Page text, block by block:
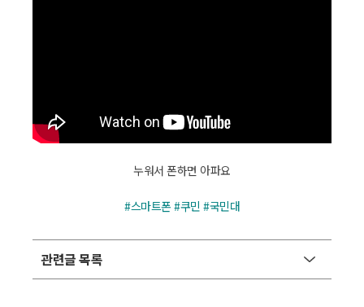
누워서 폰하면 아파요
#스마트폰 #쿠민 #국민대
관련글 목록